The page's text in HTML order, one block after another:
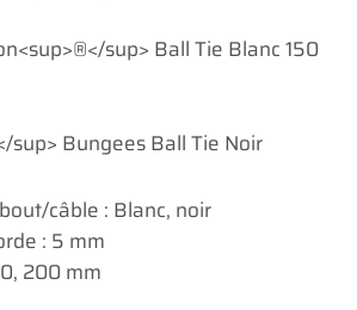
câble : Blanc, noir
: 5 mm
200 mm